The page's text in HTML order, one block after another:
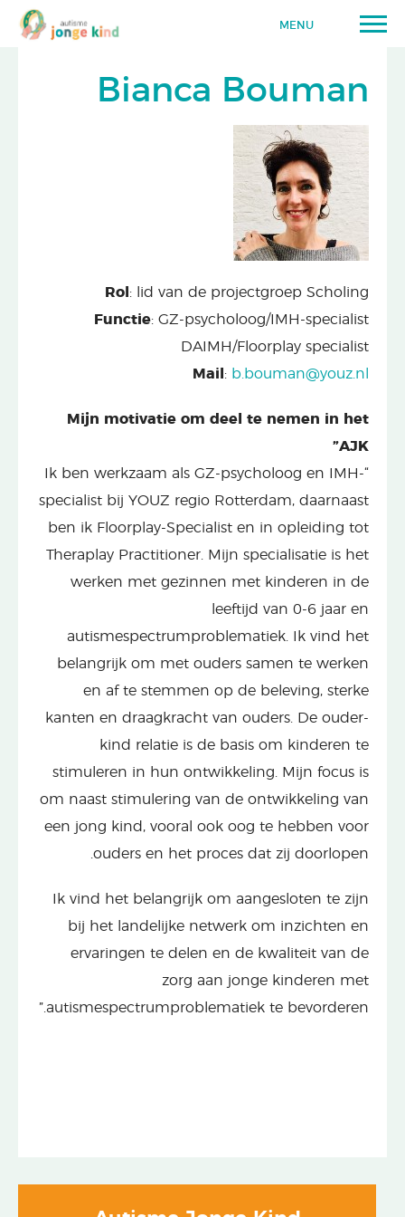
MENU
Bianca Bouman
Rol : lid van de projectgroep Scholing
Functie: GZ-psycholoog/IMH-specialist
DAIMH/Floorplay specialist
Mail : b.bouman@youz.nl
Mijn motivatie om deel te nemen in het
AJK”
“Ik ben werkzaam als GZ-psycholoog en IMH-
specialist bij YOUZ regio Rotterdam, daarnaast
ben ik Floorplay-Specialist en in opleiding tot
Theraplay Practitioner. Mijn specialisatie is het
werken met gezinnen met kinderen in de
leeftijd van 0-6 jaar en
autismespectrumproblematiek. Ik vind het
belangrijk om met ouders samen te werken
en af te stemmen op de beleving, sterke
kanten en draagkracht van ouders. De ouder-
kind relatie is de basis om kinderen te
stimuleren in hun ontwikkeling. Mijn focus is
om naast stimulering van de ontwikkeling van
een jong kind, vooral ook oog te hebben voor
ouders en het proces dat zij doorlopen.
Ik vind het belangrijk om aangesloten te zijn
bij het landelijke netwerk om inzichten en
ervaringen te delen en de kwaliteit van de
zorg aan jonge kinderen met
autismespectrumproblematiek te bevorderen.”